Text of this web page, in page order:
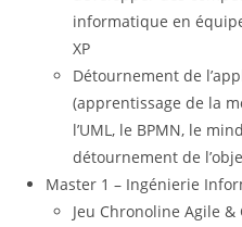
informatique en
XP
Détournement de
(apprentissage de la
l’UML, le BPMN, le
détournement de
Master 1 – Ingénierie
Jeu Chronoline Agile